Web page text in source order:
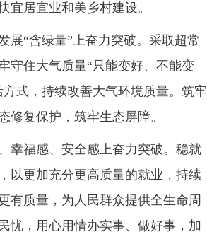
宜居宜业和美乡村建设。
“含绿量”上奋力突破。采取超常
守住大气质量“只能变好、不能变
式，持续改善大气环境质量。筑牢
复保护，筑牢生态屏障。
福感、安全感上奋力突破。稳就
以更加充分更高质量的就业，持续
有质量，为人民群众提供全生命周
忧，用心用情办实事、做好事，加